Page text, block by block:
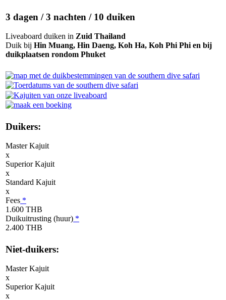
3 dagen / 3 nachten / 10 duiken
Liveaboard duiken in Zuid Thailand
Duik bij Hin Muang, Hin Daeng, Koh Ha, Koh Phi Phi en bij
duikplaatsen rondom Phuket
Duikers:
Master Kajuit
x
Superior Kajuit
x
Standard Kajuit
x
Fees *
1.600 THB
Duikuitrusting (huur) *
2.400 THB
Niet-duikers:
Master Kajuit
x
Superior Kajuit
x